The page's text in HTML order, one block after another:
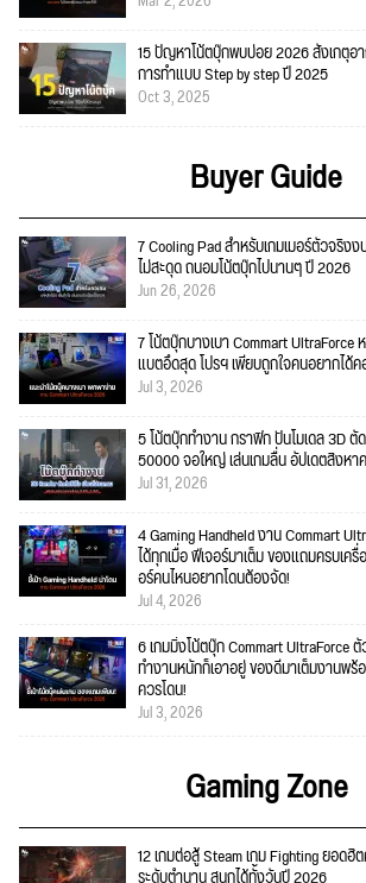
15 ปัญหาโน้ตบุ๊กพบบ่อย 2026 สังเกตุอ
การทำแบบ Step by step ปี 2025
Oct 3, 2025
Buyer Guide
7 Cooling Pad สำหรับเกมเมอร์ตัวจริงง
ไม่สะดุด ถนอมโน้ตบุ๊กไปนานๆ ปี 2026
Jun 26, 2026
7 โน้ตบุ๊กบางเบา Commart
แบตอึดสุด โปรฯ เพียบถูกใจคนอยากได้
Jul 3, 2026
5 โน้ตบุ๊กทำงาน กราฟิก ปั้นโมเดล 3D
50000 จอใหญ่ เล่นเกมลื่น อัปเดตสิงห
Jul 31, 2026
4 Gaming Handheld งาน Commart
ได้ทุกเมื่อ ฟีเจอร์มาเต็ม ของแถมครบเครื่
อร์คนไหนอยากโดนต้องจัด!
Jul 4, 2026
6 เกมมิ่งโน้ตบุ๊ก Commart UltraForce
ทำงานหนักก็เอาอยู่ ของดีมาเต็มงานพร้
ควรโดน!
Jul 3, 2026
Gaming Zone
12 เกมต่อสู้ Steam เกม Fighting ยอด